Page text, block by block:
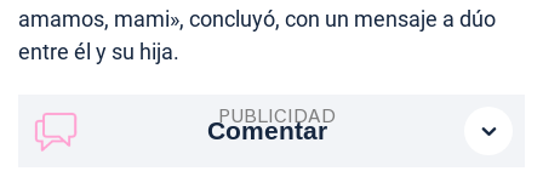
amamos, mami», concluyó, con un mensaje a dúo
entre él y su hija.
Comentar